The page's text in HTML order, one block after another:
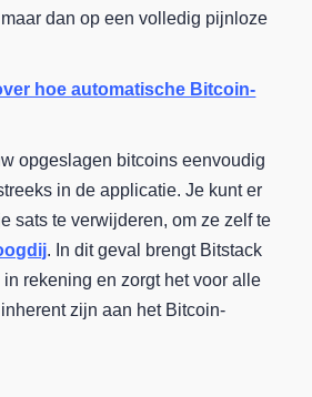
dan op een volledig pijnloze
hoe automatische Bitcoin-
opgeslagen bitcoins eenvoudig
in de applicatie. Je kunt er
sats te verwijderen, om ze zelf te
. In dit geval brengt Bitstack
rekening en zorgt het voor alle
zijn aan het Bitcoin-